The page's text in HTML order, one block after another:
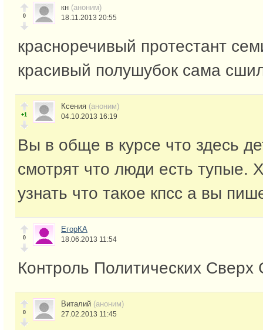
0
кн (аноним)
18.11.2013 20:55
красноречивый протестант
красивый полушубок сама
+1
Ксения (аноним)
04.10.2013 16:19
Вы в обще в курсе что здесь
смотрят что люди есть тупые.
узнать что такое кпсс а вы
0
ЕгорКА
18.06.2013 11:54
Контроль Политических Сверх
0
Виталий (аноним)
27.02.2013 11:45